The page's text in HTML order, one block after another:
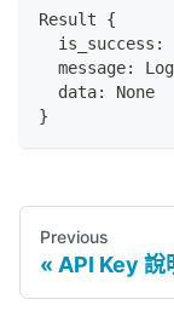
Result {
  is_success
:
  message
:
  data
:
None
}
Previous
API Key 說